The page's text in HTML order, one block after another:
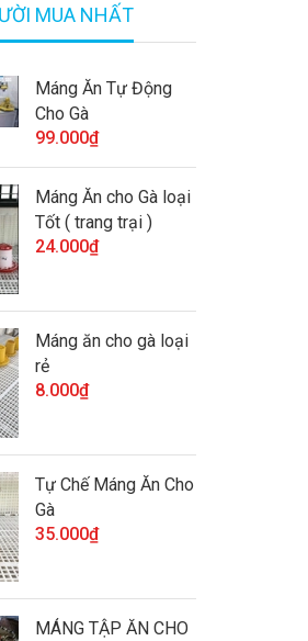
MUA NHẤT
Máng Ăn Tự Động
Cho Gà
99.000₫
Máng Ăn cho Gà loại
Tốt ( trang trại )
24.000₫
Máng ăn cho gà loại
rẻ
8.000₫
Tự Chế Máng Ăn Cho
Gà
35.000₫
MÁNG TẬP ĂN CHO